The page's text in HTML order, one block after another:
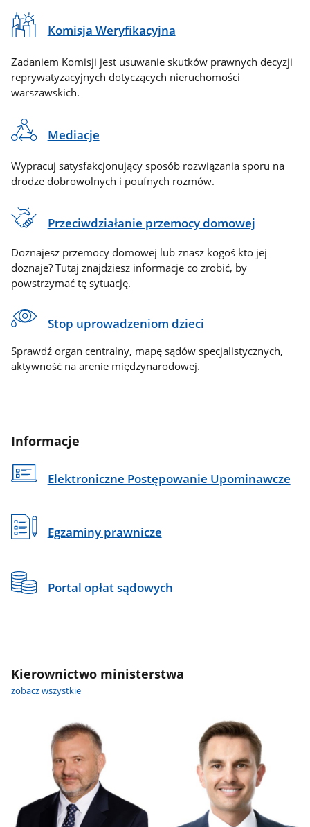
Komisja Weryfikacyjna
Zadaniem Komisji jest usuwanie skutków prawnych decyzji
reprywatyzacyjnych dotyczących nieruchomości
warszawskich.
Mediacje
Wypracuj satysfakcjonujący sposób rozwiązania sporu na
drodze dobrowolnych i poufnych rozmów.
Przeciwdziałanie przemocy domowej
Doznajesz przemocy domowej lub znasz kogoś kto jej
doznaje? Tutaj znajdziesz informacje co zrobić, by
powstrzymać tę sytuację.
Stop uprowadzeniom dzieci
Sprawdź organ centralny, mapę sądów specjalistycznych,
aktywność na arenie międzynarodowej.
Informacje
Elektroniczne Postępowanie Upominawcze
Egzaminy prawnicze
Portal opłat sądowych
Kierownictwo ministerstwa
zobacz wszystkie